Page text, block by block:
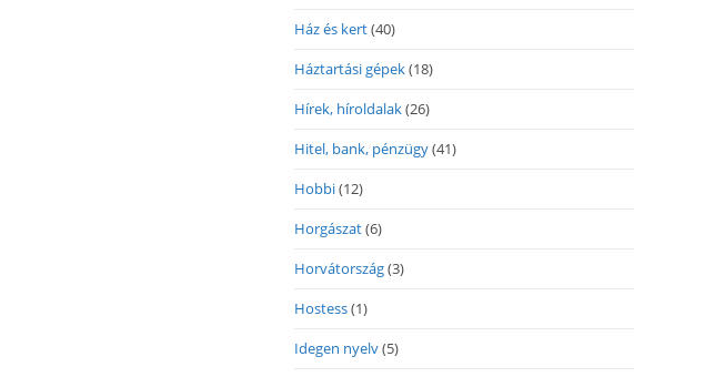
Ház és kert(40)
Háztartási gépek(18)
Hírek, híroldalak(26)
Hitel, bank, pénzügy(41)
Hobbi(12)
Horgászat(6)
Horvátország(3)
Hostess(1)
Idegen nyelv(5)